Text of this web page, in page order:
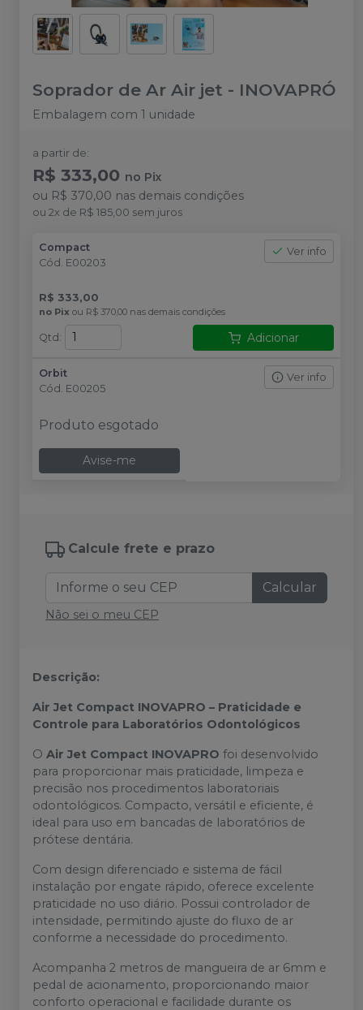
Soprador de Ar Air jet - INOVAPRÓ
Embalagem com 1 unidade
a partir de:
R$ 333,00 no Pix
ou R$ 370,00 nas demais condições
ou 2x de R$ 185,00 sem juros
Compact
Cód. E00203
Ver info
R$ 333,00
no Pix ou R$ 370,00 nas demais condições
Qtd : Adicionar
Orbit
Cód. E00205
Ver info
Produto esgotado
Avise-me
Calcule frete e prazo
Calcular
Não sei o meu CEP
Descrição:
Air Jet Compact INOVAPRO – Praticidade e
Controle para Laboratórios Odontológicos
O Air Jet Compact INOVAPRO foi desenvolvido
para proporcionar mais praticidade, limpeza e
precisão nos procedimentos laboratoriais
odontológicos. Compacto, versátil e eficiente, é
ideal para uso em bancadas de laboratórios de
prótese dentária.
Com design diferenciado e sistema de fácil
instalação por engate rápido, oferece excelente
praticidade no uso diário. Possui controlador de
intensidade, permitindo ajuste do fluxo de ar
conforme a necessidade do procedimento.
Acompanha 2 metros de mangueira de ar 6mm e
pedal de acionamento, proporcionando maior
conforto operacional e facilidade durante os